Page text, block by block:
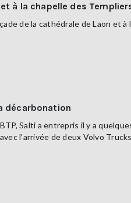
à la chapelle des
de la cathédrale de Laon et à
décarbonation
Salti a entrepris il y a
l'arrivée de deux Volvo